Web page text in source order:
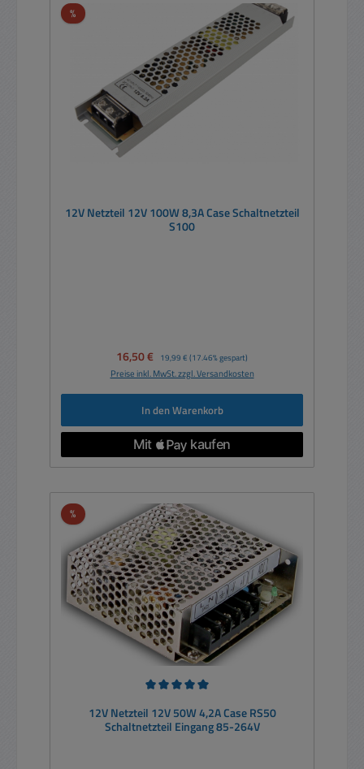
%Rabatt
12V Netzteil 12V 100W 8,3A Case Schaltnetzteil
S100
Verkaufspreis:
16,50 € Regulärer Preis:
19,99 € (17.46% gespart)
Preise inkl. MwSt. zzgl. Versandkosten
In den Warenkorb
%Rabatt
12V Netzteil 12V 50W 4,2A Case RS50
Schaltnetzteil Eingang 85-264V